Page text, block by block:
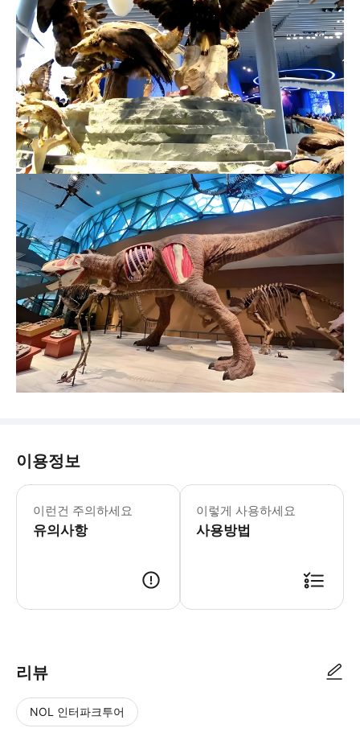
이용정보
이런건 주의하세요
유의사항
이렇게 사용하세요
사용방법
리뷰
NOL 인터파크투어